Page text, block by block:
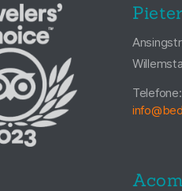
Telefone: